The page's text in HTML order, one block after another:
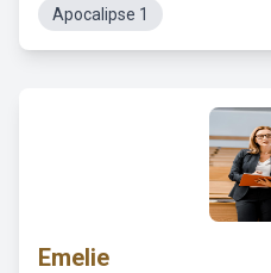
Apocalipse 1
Emelie